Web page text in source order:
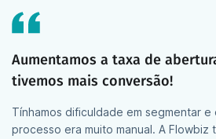
Aumentamos a taxa de
tivemos mais conversão!
Tínhamos dificuldade em segmentar e
processo era muito manual. A Flowbiz